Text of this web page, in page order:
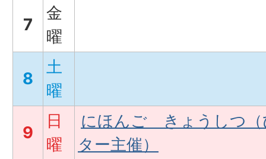
7
金
曜
8
土
曜
9
日
曜
にほんご きょうしつ（
ター主催）